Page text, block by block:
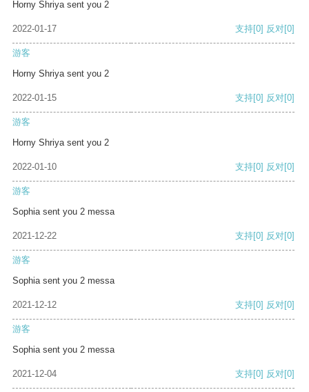
Horny Shriya sent you 2
2022-01-17 支持[0] 反对[0]
游客
Horny Shriya sent you 2
2022-01-15 支持[0] 反对[0]
游客
Horny Shriya sent you 2
2022-01-10 支持[0] 反对[0]
游客
Sophia sent you 2 messa
2021-12-22 支持[0] 反对[0]
游客
Sophia sent you 2 messa
2021-12-12 支持[0] 反对[0]
游客
Sophia sent you 2 messa
2021-12-04 支持[0] 反对[0]